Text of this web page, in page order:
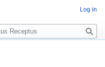
Log in